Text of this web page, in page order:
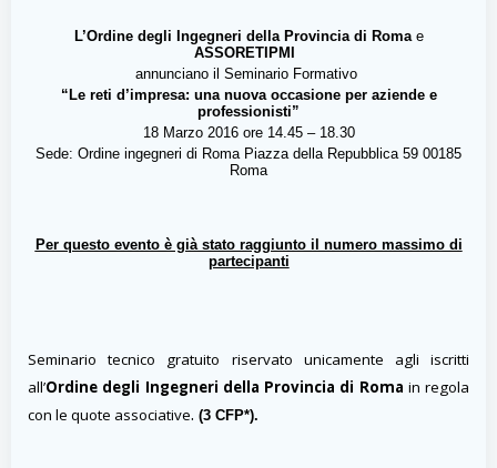
L’Ordine degli Ingegneri della Provincia di Romae
ASSORETIPMI
annunciano il Seminario Formativo
“Le reti d’impresa: una nuova occasione per aziende e
professionisti”
18 Marzo 2016 ore 14.45 – 18.30
Sede: Ordine ingegneri di Roma Piazza della Repubblica 59 00185
Roma
Per questo evento è già stato raggiunto il numero massimo di
partecipanti
Seminario tecnico gratuito riservato unicamente agli iscritti
all’Ordine degli Ingegneri della Provincia di Roma in regola
con le quote associative. (3 CFP*).